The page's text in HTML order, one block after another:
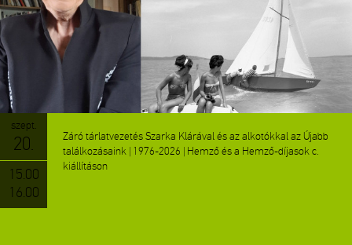
szept.
20.
15.00
16.00
Záró tárlatvezetés Szarka Klárával és az alkotókkal az Újabb
találkozásaink | 1976-2026 | Hemző és a Hemző-díjasok c.
kiállításon